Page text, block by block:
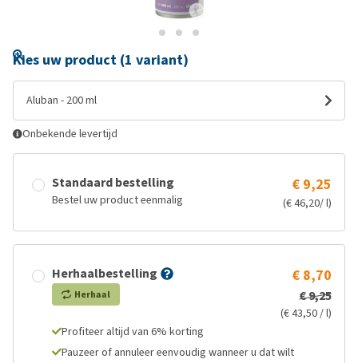
Kies uw product (1 variant)
Aluban - 200 ml
Onbekende levertijd
Standaard bestelling
Bestel uw product eenmalig
€ 9,25
(€ 46,20/ l)
Herhaalbestelling
Herhaal
€ 8,70
€ 9,25
(€ 43,50 / l)
Profiteer altijd van 6% korting
Pauzeer of annuleer eenvoudig wanneer u dat wilt